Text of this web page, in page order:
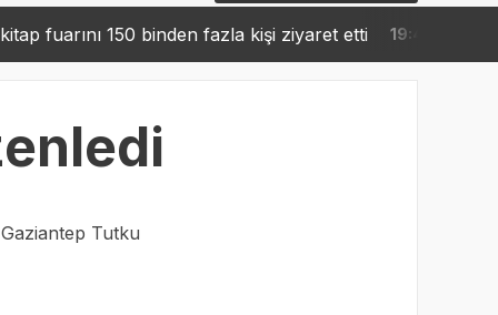
150 binden fazla kişi ziyaret etti 19:42 Sanko’dan
Gaziantep Tutku